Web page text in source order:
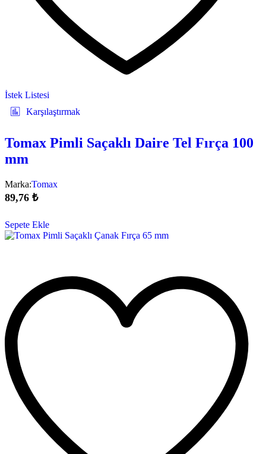
İstek Listesi
Karşılaştırmak
Tomax Pimli Saçaklı Daire Tel Fırça 100
mm
Marka:Tomax
89,76 ₺
Sepete Ekle